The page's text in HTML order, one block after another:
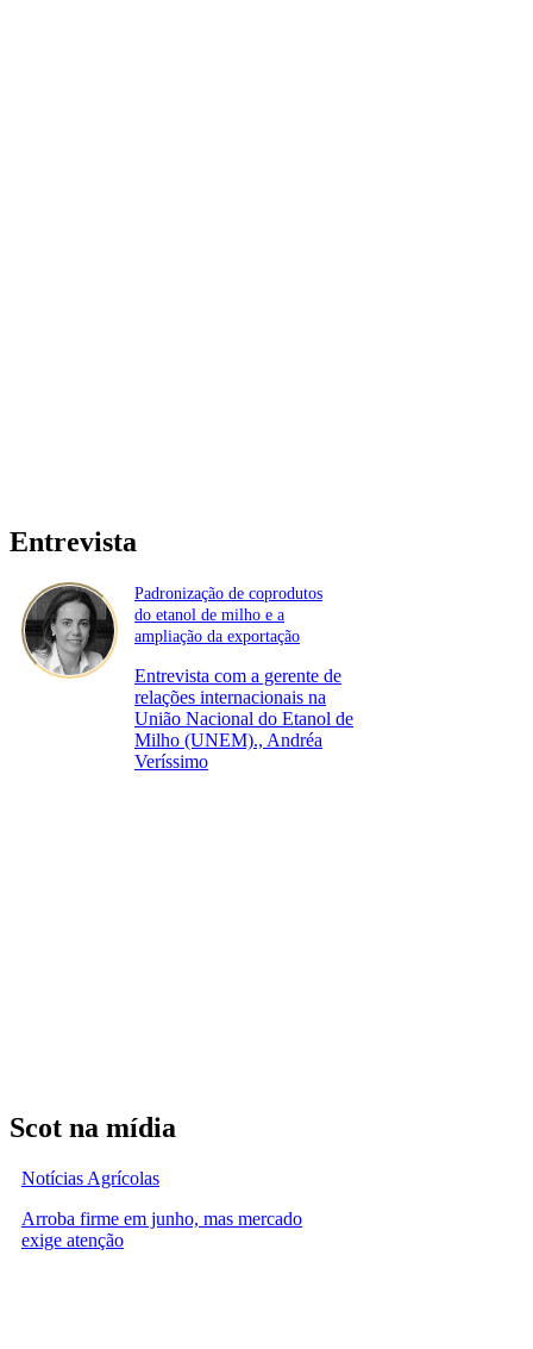
Entrevista
Padronização de coprodutos
do etanol de milho e a
ampliação da exportação
Entrevista com a gerente de
relações internacionais na
União Nacional do Etanol de
Milho (UNEM)., Andréa
Veríssimo
Scot na mídia
Notícias Agrícolas
Arroba firme em junho, mas mercado
exige atenção